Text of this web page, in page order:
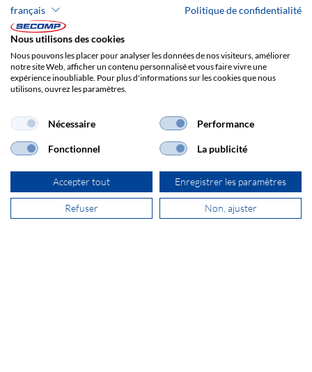
français
Politique de confidentialité
Nous utilisons des cookies
Nous pouvons les placer pour analyser les données de nos visiteurs, améliorer
notre site Web, afficher un contenu personnalisé et vous faire vivre une
expérience inoubliable. Pour plus d'informations sur les cookies que nous
utilisons, ouvrez les paramètres.
Nécessaire Performance
Fonctionnel La publicité
Accepter tout Enregistrer les paramètres
Refuser Non, ajuster